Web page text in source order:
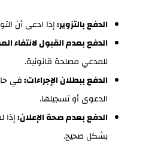
الدفع بالتزوير:إذا ادعى أن
الدفع بعدم القبول لانتفاء
للمدعي مصلحة قانونية.
الدفع ببطلان الإجراءات:في
الدعوى أو تسجيلها.
الدفع بعدم صحة الإعلان:إذا
بشكل صحيح.